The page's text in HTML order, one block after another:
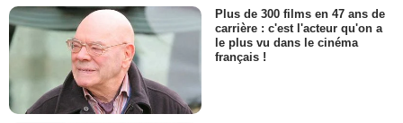
Plus de 300 films en 47 ans de
carrière : c'est l'acteur qu'on a
le plus vu dans le cinéma
français !